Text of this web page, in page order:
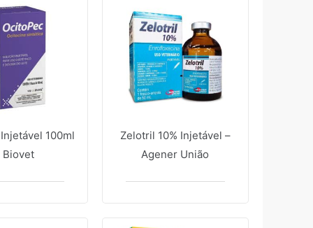
100ml
Biovet
Zelotril 10% Injetável –
Agener União